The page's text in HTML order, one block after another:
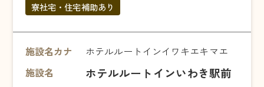
寮社宅・住宅補助あり
施設名カナ
ホテルルートインイワキエキマエ
施設名
ホテルルートインいわき駅前